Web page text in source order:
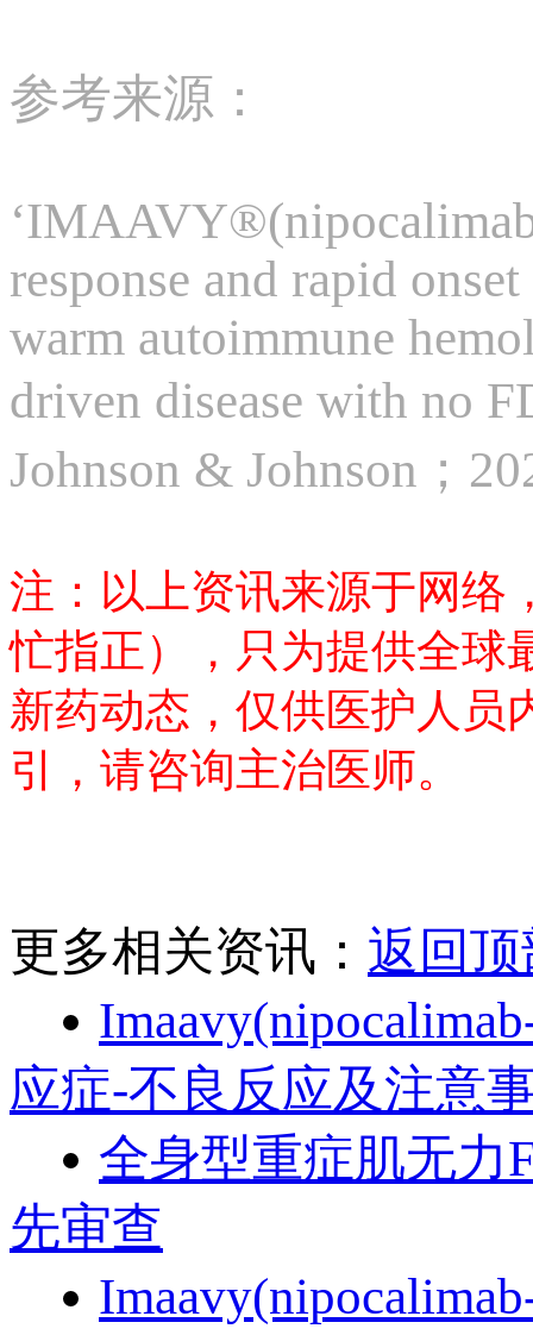
参考来源：
response and rapid
warm autoimmune
driven disease with no
Johnson & Johnson；
注：以上资讯来源于网络
忙指正），只为提供全球
新药动态，仅供医护人员
引，请咨询主治医师。
更多相关资讯： 返回顶
应症-不良反应及注意
全身型重症肌无力
先审查